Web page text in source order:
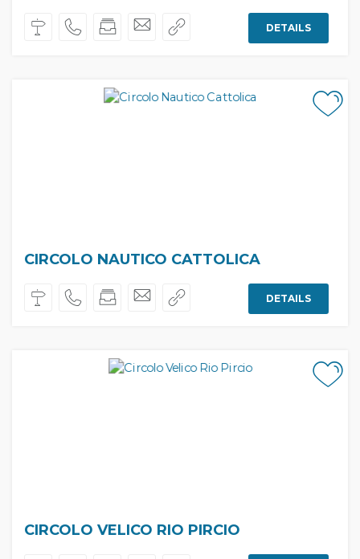
DETAILS
CIRCOLO NAUTICO CATTOLICA
DETAILS
CIRCOLO VELICO RIO PIRCIO